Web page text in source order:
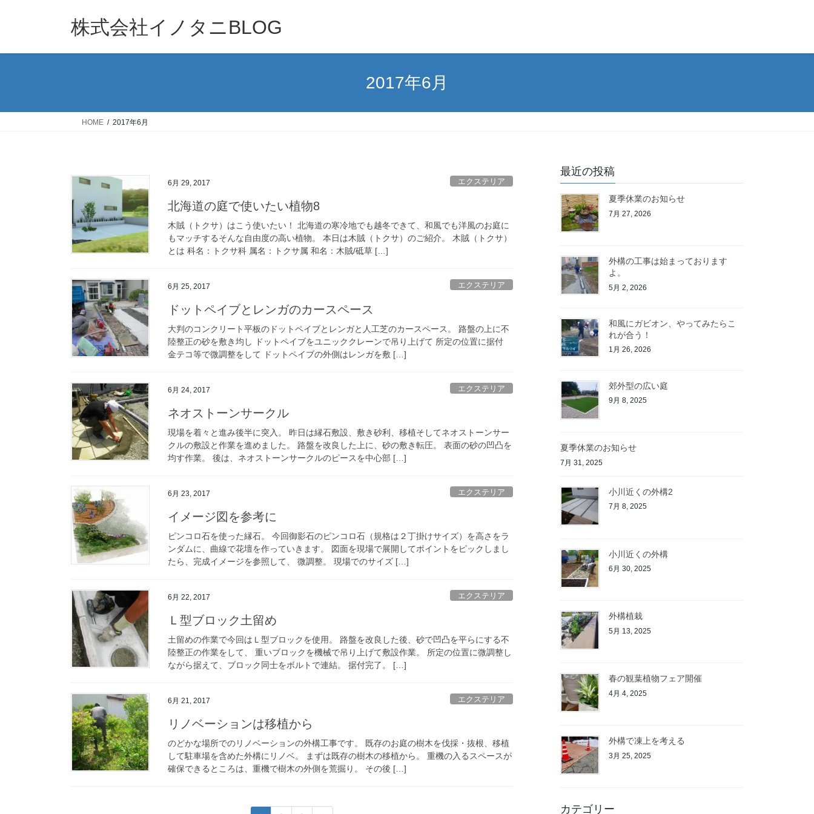
株式会社イノタニBLOG
2017年6月
HOME 2017年6月
6月 29, 2017 エクステリア
北海道の庭で使いたい植物8
木賊（トクサ）はこう使いたい！ 北海道の寒冷地でも越冬できて、和風でも洋風のお庭に
もマッチするそんな自由度の高い植物。 本日は木賊（トクサ）のご紹介。 木賊（トクサ）
とは 科名：トクサ科 属名：トクサ属 和名：木賊/砥草 […]
6月 25, 2017 エクステリア
ドットペイブとレンガのカースペース
大判のコンクリート平板のドットペイブとレンガと人工芝のカースペース。 路盤の上に不
陸整正の砂を敷き均し ドットペイブをユニッククレーンで吊り上げて 所定の位置に据付
金テコ等で微調整をして ドットペイブの外側はレンガを敷 […]
6月 24, 2017 エクステリア
ネオストーンサークル
現場を着々と進み後半に突入。 昨日は縁石敷設、敷き砂利、移植そしてネオストーンサー
クルの敷設と作業を進めました。 路盤を改良した上に、砂の敷き転圧。 表面の砂の凹凸を
均す作業。 後は、ネオストーンサークルのピースを中心部 […]
6月 23, 2017 エクステリア
イメージ図を参考に
ピンコロ石を使った縁石。 今回御影石のピンコロ石（規格は２丁掛けサイズ）を高さをラ
ンダムに、曲線で花壇を作っていきます。 図面を現場で展開してポイントをピックしまし
たら、完成イメージを参照して、 微調整。 現場でのサイズ […]
6月 22, 2017 エクステリア
Ｌ型ブロック土留め
土留めの作業で今回はＬ型ブロックを使用。 路盤を改良した後、砂で凹凸を平らにする不
陸整正の作業をして、 重いブロックを機械で吊り上げて敷設作業。 所定の位置に微調整し
ながら据えて、ブロック同士をボルトで連結。 据付完了。 […]
6月 21, 2017 エクステリア
リノベーションは移植から
のどかな場所でのリノベーションの外構工事です。 既存のお庭の樹木を伐採・抜根、移植
して駐車場を含めた外構にリノベ。 まずは既存の樹木の移植から。 重機の入るスペースが
確保できるところは、重機で樹木の外側を荒掘り。 その後 […]
最近の投稿
夏季休業のお知らせ
7月 27, 2026
外構の工事は始まっております
よ。
5月 2, 2026
和風にガビオン、やってみたらこ
れが合う！
1月 26, 2026
郊外型の広い庭
9月 8, 2025
夏季休業のお知らせ
7月 31, 2025
小川近くの外構2
7月 8, 2025
小川近くの外構
6月 30, 2025
外構植栽
5月 13, 2025
春の観葉植物フェア開催
4月 4, 2025
外構で凍上を考える
3月 25, 2025
カテゴリー